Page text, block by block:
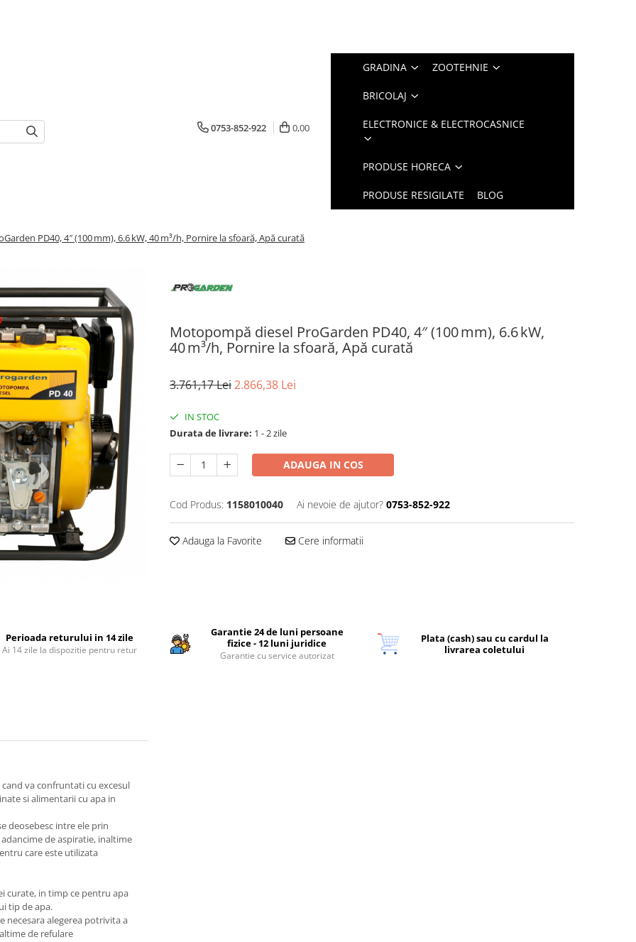
0753-852-922 0,00
GRADINA ZOOTEHNIE
BRICOLAJ
ELECTRONICE & ELECTROCASNICE
PRODUSE HORECA
PRODUSE RESIGILATE BLOG
PD40, 4″ (100 mm), 6.6 kW, 40 m³/h, Pornire la sfoară, Apă curată
Motopompă diesel ProGarden PD40, 4″ (100 mm), 6.6 kW,
40 m³/h, Pornire la sfoară, Apă curată
3.761,17 Lei2.866,38 Lei
IN STOC
Durata de livrare: 1 - 2 zile
ADAUGA IN COS
Cod Produs: 1158010040 Ai nevoie de ajutor? 0753-852-922
Adauga la Favorite Cere informatii
Perioada returului in 14 zile
Ai 14 zile la dispozitie pentru retur
Garantie 24 de luni persoane
fizice - 12 luni juridice
Garantie cu service autorizat
Plata (cash) sau cu cardul la
livrarea coletului
va confruntati cu excesul
si alimentarii cu apa in
deosebesc intre ele prin
de aspiratie, inaltime
care este utilizata
curate, in timp ce pentru apa
tip de apa.
necesara alegerea potrivita a
de refulare